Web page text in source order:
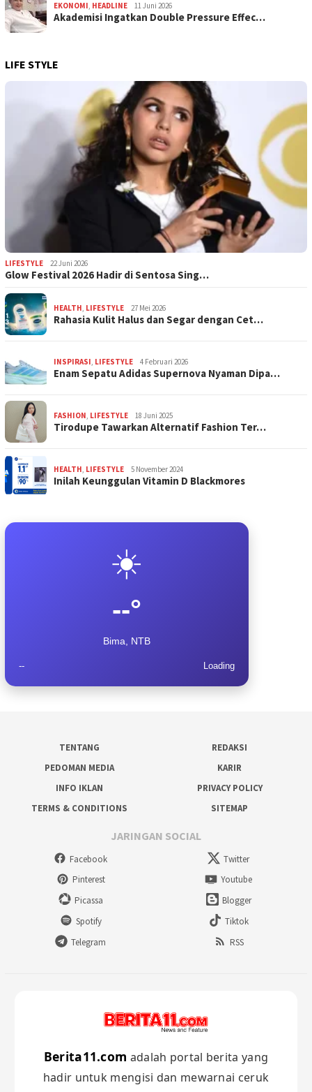
EKONOMI, HEADLINE 11 Juni 2026
Akademisi Ingatkan Double Pressure Effec…
LIFE STYLE
LIFESTYLE 22 Juni 2026
Glow Festival 2026 Hadir di Sentosa Sing…
HEALTH, LIFESTYLE 27 Mei 2026
Rahasia Kulit Halus dan Segar dengan Cet…
INSPIRASI, LIFESTYLE 4 Februari 2026
Enam Sepatu Adidas Supernova Nyaman Dipa…
FASHION, LIFESTYLE 18 Juni 2025
Tirodupe Tawarkan Alternatif Fashion Ter…
HEALTH, LIFESTYLE 5 November 2024
Inilah Keunggulan Vitamin D Blackmores
☀️
--°
Bima, NTB
-- Loading
TENTANG
REDAKSI
PEDOMAN MEDIA
KARIR
INFO IKLAN
PRIVACY POLICY
TERMS & CONDITIONS
SITEMAP
JARINGAN SOCIAL
Facebook
Twitter
Pinterest
Youtube
Picassa
Blogger
Spotify
Tiktok
Telegram
RSS
Berita11.com adalah portal berita yang
hadir untuk mengisi dan mewarnai ceruk